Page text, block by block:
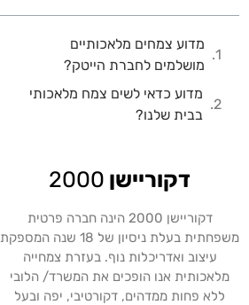
מדוע צמחים מלאכותיים
מושלמים לחברת הייטק?
מדוע כדאי לשים צמח מלאכותי
בבית שלנו?
דקוריישן 2000
דקוריישן 2000 הינה חברה פרטית
משפחתית בעלת ניסיון של 18 שנה המספקת
עיצוב ואדריכלות נוף. בעזרת צמחייה
מלאכותית אנו הופכים את המשרד/ הלובי
ללא פחות ממדהים, דקורטיבי, יפה ובעל